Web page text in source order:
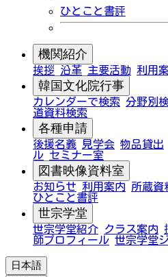
ひとこと書評
機関紹介
挨拶 沿革 主要活動 利用
韓国文化院行事
カレンダーで検索 分野別
道資料検索
各種申請
後援名義 見学会 物品貸出
ル セミナー室
図書映像資料室
お知らせ 利用案内 所蔵資
ひとこと書評
世宗学堂
世宗学堂紹介 クラス案内
師プロフィール 世宗学堂
日本語